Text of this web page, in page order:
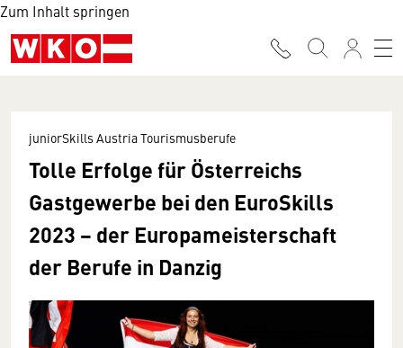
Zum Inhalt springen
juniorSkills Austria Tourismusberufe
Tolle Erfolge für Österreichs
Gastgewerbe bei den EuroSkills
2023 − der Europameisterschaft
der Berufe in Danzig